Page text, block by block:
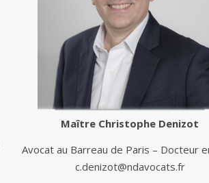
Maître Christophe Denizot
Avocat au Barreau de Paris – Docteur
c.denizot@ndavocats.fr